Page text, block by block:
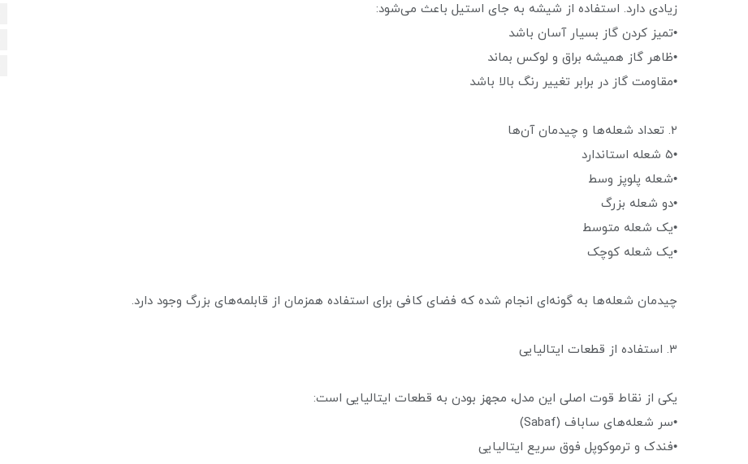
زیادی دارد. استفاده از شیشه به جای استیل باعث می‌شود:
•تمیز کردن گاز بسیار آسان باشد
•ظاهر گاز همیشه براق و لوکس بماند
•مقاومت گاز در برابر تغییر رنگ بالا باشد
۲. تعداد شعله‌ها و چیدمان آن‌ها
•۵ شعله استاندارد
•شعله پلوپز وسط
•دو شعله بزرگ
•یک شعله متوسط
•یک شعله کوچک
چیدمان شعله‌ها به گونه‌ای انجام شده که فضای کافی برای استفاده همزمان از قابلمه‌های بزرگ وجود دارد.
۳. استفاده از قطعات ایتالیایی
یکی از نقاط قوت اصلی این مدل، مجهز بودن به قطعات ایتالیایی است:
•سر شعله‌های ساباف (Sabaf)
•فندک و ترموکوپل فوق سریع ایتالیایی